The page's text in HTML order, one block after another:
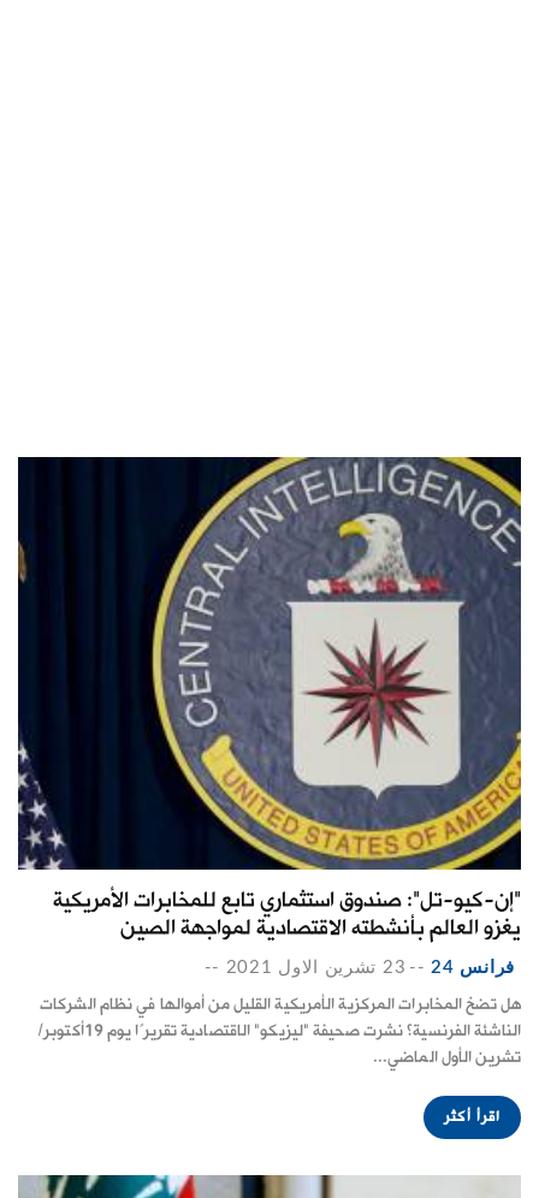
"إن-كيو-تل": صندوق استثماري تابع للمخابرات الأمريكية
يغزو العالم بأنشطته الاقتصادية لمواجهة الصين
فرانس 24 -- 23 تشرين الاول 2021 --
هل تضخ المخابرات المركزية الأمريكية القليل من أموالها في نظام الشركات
الناشئة الفرنسية؟ نشرت صحيفة "ليزيكو" الاقتصادية تقريرًا يوم 19أكتوبر/
تشرين الأول الماضي...
اقرأ أكثر